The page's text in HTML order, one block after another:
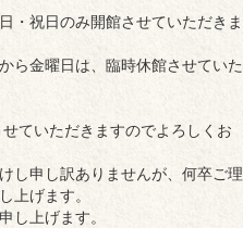
・祝日のみ開館させていただきま
ら金曜日は、臨時休館させていた
ていただきますのでよろしくお
し申し訳ありませんが、何卒ご理
上げます。
し上げます。